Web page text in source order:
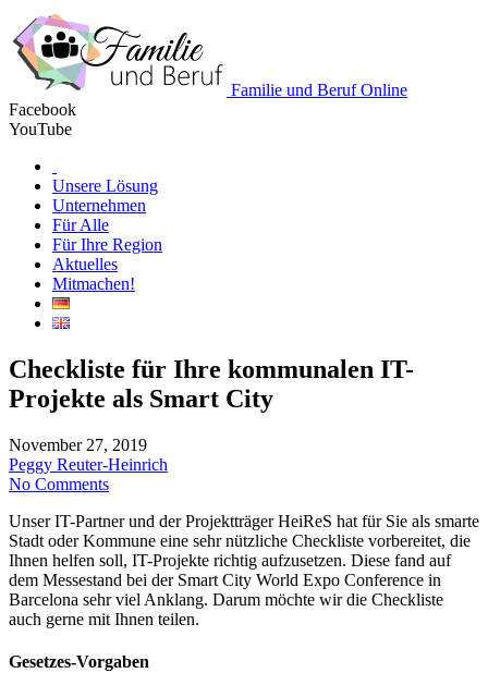
Familie und Beruf Online
Facebook
YouTube
Unsere Lösung
Unternehmen
Für Alle
Für Ihre Region
Aktuelles
Mitmachen!
Checkliste für Ihre kommunalen IT-
Projekte als Smart City
November 27, 2019
Peggy Reuter-Heinrich
No Comments
Unser IT-Partner und der Projektträger HeiReS hat für Sie als smarte
Stadt oder Kommune eine sehr nützliche Checkliste vorbereitet, die
Ihnen helfen soll, IT-Projekte richtig aufzusetzen. Diese fand auf
dem Messestand bei der Smart City World Expo Conference in
Barcelona sehr viel Anklang. Darum möchte wir die Checkliste
auch gerne mit Ihnen teilen.
Gesetzes-Vorgaben